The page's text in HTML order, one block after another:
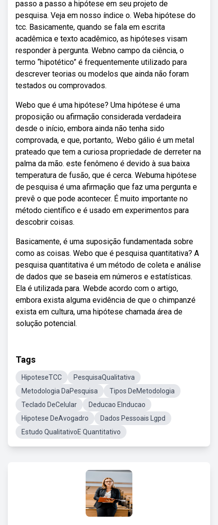
passo a passo a hipótese em seu projeto de
pesquisa. Veja em nosso índice o. Weba hipótese do
tcc. Basicamente, quando se fala em escrita
acadêmica e texto acadêmico, as hipóteses visam
responder à pergunta. Webno campo da ciência, o
termo “hipotético” é frequentemente utilizado para
descrever teorias ou modelos que ainda não foram
testados ou comprovados.
Webo que é uma hipótese? Uma hipótese é uma
proposição ou afirmação considerada verdadeira
desde o início, embora ainda não tenha sido
comprovada, e que, portanto,. Webo gálio é um metal
prateado que tem a curiosa propriedade de derreter na
palma da mão. este fenômeno é devido à sua baixa
temperatura de fusão, que é cerca. Webuma hipótese
de pesquisa é uma afirmação que faz uma pergunta e
prevê o que pode acontecer. É muito importante no
método científico e é usado em experimentos para
descobrir coisas.
Basicamente, é uma suposição fundamentada sobre
como as coisas. Webo que é pesquisa quantitativa? A
pesquisa quantitativa é um método de coleta e análise
de dados que se baseia em números e estatísticas.
Ela é utilizada para. Webde acordo com o artigo,
embora exista alguma evidência de que o chimpanzé
exista em cultura, uma hipótese chamada área de
solução potencial.
Tags
HipoteseTCC
PesquisaQualitativa
Metodologia DaPesquisa
Tipos DeMetodologia
Teclado DeCelular
Deducao EInducao
Hipotese DeAvogadro
Dados Pessoais Lgpd
Estudo QualitativoE Quantitativo